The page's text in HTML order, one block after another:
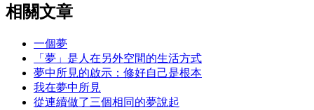
相關文章
一個夢
「夢」是人在另外空間的生活方式
夢中所見的啟示：修好自己是根本
我在夢中所見
從連續做了三個相同的夢說起